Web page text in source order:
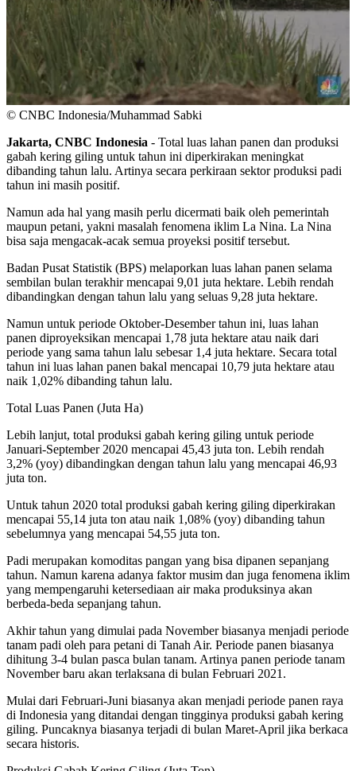
© CNBC Indonesia/Muhammad Sabki
Jakarta, CNBC Indonesia - Total luas lahan panen dan produksi
gabah kering giling untuk tahun ini diperkirakan meningkat
dibanding tahun lalu. Artinya secara perkiraan sektor produksi padi
tahun ini masih positif.
Namun ada hal yang masih perlu dicermati baik oleh pemerintah
maupun petani, yakni masalah fenomena iklim La Nina. La Nina
bisa saja mengacak-acak semua proyeksi positif tersebut.
Badan Pusat Statistik (BPS) melaporkan luas lahan panen selama
sembilan bulan terakhir mencapai 9,01 juta hektare. Lebih rendah
dibandingkan dengan tahun lalu yang seluas 9,28 juta hektare.
Namun untuk periode Oktober-Desember tahun ini, luas lahan
panen diproyeksikan mencapai 1,78 juta hektare atau naik dari
periode yang sama tahun lalu sebesar 1,4 juta hektare. Secara total
tahun ini luas lahan panen bakal mencapai 10,79 juta hektare atau
naik 1,02% dibanding tahun lalu.
Total Luas Panen (Juta Ha)
Lebih lanjut, total produksi gabah kering giling untuk periode
Januari-September 2020 mencapai 45,43 juta ton. Lebih rendah
3,2% (yoy) dibandingkan dengan tahun lalu yang mencapai 46,93
juta ton.
Untuk tahun 2020 total produksi gabah kering giling diperkirakan
mencapai 55,14 juta ton atau naik 1,08% (yoy) dibanding tahun
sebelumnya yang mencapai 54,55 juta ton.
Padi merupakan komoditas pangan yang bisa dipanen sepanjang
tahun. Namun karena adanya faktor musim dan juga fenomena iklim
yang mempengaruhi ketersediaan air maka produksinya akan
berbeda-beda sepanjang tahun.
Akhir tahun yang dimulai pada November biasanya menjadi periode
tanam padi oleh para petani di Tanah Air. Periode panen biasanya
dihitung 3-4 bulan pasca bulan tanam. Artinya panen periode tanam
November baru akan terlaksana di bulan Februari 2021.
Mulai dari Februari-Juni biasanya akan menjadi periode panen raya
di Indonesia yang ditandai dengan tingginya produksi gabah kering
giling. Puncaknya biasanya terjadi di bulan Maret-April jika berkaca
secara historis.